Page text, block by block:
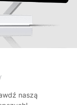
naszą